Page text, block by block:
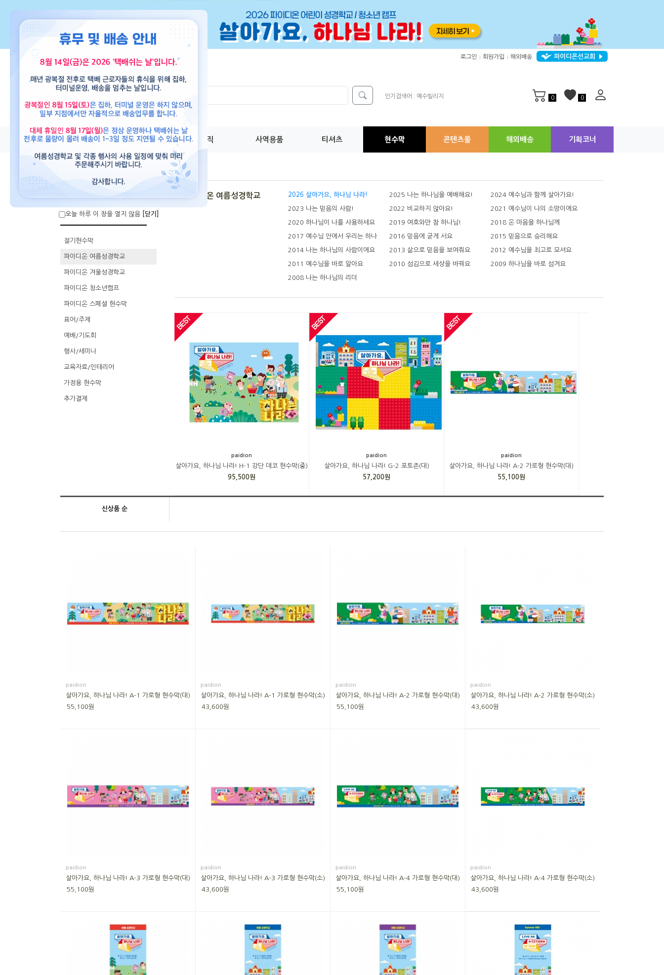
로그인 회원가입 해외배송 파이디온선교회
인기검색어 : 예수빌리지 0 0
교재 도서 뮤직 사역용품 티셔츠 현수막 콘텐츠몰 해외배송 기획코너
절기현수막
파이디온 여름성경학교
파이디온 겨울성경학교
파이디온 청소년캠프
파이디온 스페셜 현수막
표어/주제
예배/기도회
행사/세미나
교육자료/인테리어
가정용 현수막
추가결제
파이디온 여름성경학교 2026 살아가요, 하나님 나라! 2025 나는 하나님을 예배해요! 2024 예수님과 함께 살아가요!
2023 나는 믿음의 사람! 2022 비교하지 않아요! 2021 예수님이 나의 소망이에요
2020 하나님이 나를 사용하세요 2019 여호와만 참 하나님! 2018 온 마음을 하나님께
2017 예수님 안에서 우리는 하나 2016 믿음에 굳게 서요 2015 믿음으로 승리해요
2014 나는 하나님의 사람이에요 2013 삶으로 믿음을 보여줘요 2012 예수님을 최고로 모셔요
2011 예수님을 바로 알아요 2010 섬김으로 세상을 바꿔요 2009 하나님을 바로 섬겨요
2008 나는 하나님의 리더
paidion
살아가요, 하나님 나라! H-1 강단 데코 현수막(중)
95,500원
paidion
살아가요, 하나님 나라! G-2 포토존(대)
57,200원
paidion
살아가요, 하나님 나라! A-2 가로형 현수막(대)
55,100원
신상품 순
paidion
살아가요, 하나님 나라! A-1 가로형 현수막(대)
55,100원
paidion
살아가요, 하나님 나라! A-1 가로형 현수막(소)
43,600원
paidion
살아가요, 하나님 나라! A-2 가로형 현수막(대)
55,100원
paidion
살아가요, 하나님 나라! A-2 가로형 현수막(소)
43,600원
paidion
살아가요, 하나님 나라! A-3 가로형 현수막(대)
55,100원
paidion
살아가요, 하나님 나라! A-3 가로형 현수막(소)
43,600원
paidion
살아가요, 하나님 나라! A-4 가로형 현수막(대)
55,100원
paidion
살아가요, 하나님 나라! A-4 가로형 현수막(소)
43,600원
오늘 하루 이 창을 열지 않음 [닫기]